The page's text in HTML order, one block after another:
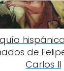
hispánica
de
Carlos II